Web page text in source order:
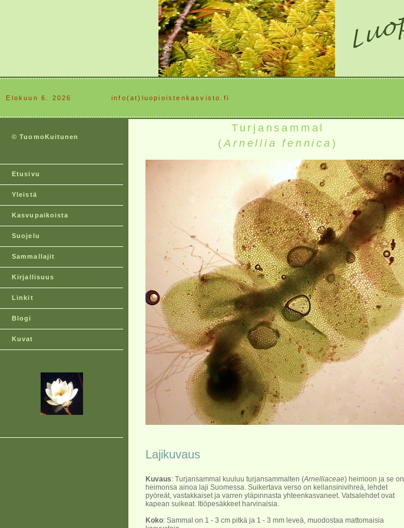
Elokuun 6. 2026 ............info(at)luopioistenkasvisto.fi
© TuomoKuitunen
Etusivu
Yleistä
Kasvupaikoista
Suojelu
Sammallajit
Kirjallisuus
Linkit
Blogi
Kuvat
Turjansammal
(Arnellia fennica )
Lajikuvaus
Kuvaus: Turjansammal kuuluu turjansammalten (Arnelliaceae) heimoon ja se on
heimonsa ainoa laji Suomessa. Suikertava verso on kellansinivihreä, lehdet
pyöreät, vastakkaiset ja varren yläpinnasta yhteenkasvaneet. Vatsalehdet ovat
kapean suikeat. Itiöpesäkkeet harvinaisia.
Koko: Sammal on 1 - 3 cm pitkä ja 1 - 3 mm leveä, muodostaa mattomaisia